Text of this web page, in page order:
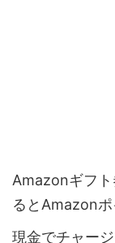
Amazonギフ
るとAmazonポ
現金でチャー